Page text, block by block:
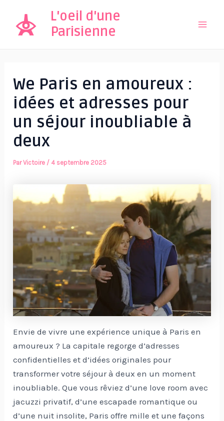
contenu
L'oeil d'une
Parisienne
We Paris en amoureux :
idées et adresses pour
un séjour inoubliable à
deux
ParVictoire / 4 septembre 2025
Envie de vivre une expérience unique à Paris en
amoureux ? La capitale regorge d’adresses
confidentielles et d’idées originales pour
transformer votre séjour à deux en un moment
inoubliable. Que vous rêviez d’une love room avec
jacuzzi privatif, d’une escapade romantique ou
d’une nuit insolite, Paris offre mille et une façons